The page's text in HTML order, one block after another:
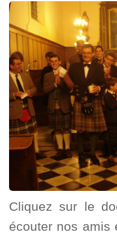
Cliquez sur le
écouter nos amis